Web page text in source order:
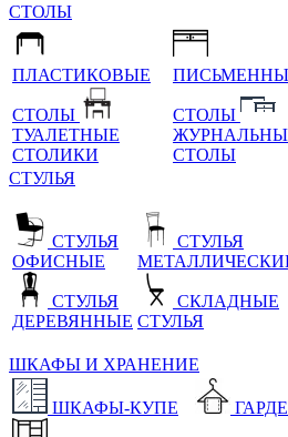
СТОЛЫ
ПЛАСТИКОВЫЕ
СТОЛЫ
ТУАЛЕТНЫЕ
СТОЛИКИ
СТОЛЫ
СТОЛЫ
СТУЛЬЯ
СТУЛЬЯ
ОФИСНЫЕ
СТУЛЬЯ
ДЕРЕВЯННЫЕ
СТУЛЬЯ
СКЛАДНЫЕ
СТУЛЬЯ
ШКАФЫ И ХРАНЕНИЕ
ШКАФЫ-КУПЕ